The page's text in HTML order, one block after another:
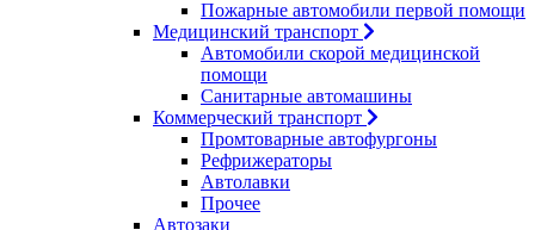
Пожарные автомобили первой помощи
Медицинский транспорт
Автомобили скорой медицинской
помощи
Санитарные автомашины
Коммерческий транспорт
Промтоварные автофургоны
Рефрижераторы
Автолавки
Прочее
Автозаки